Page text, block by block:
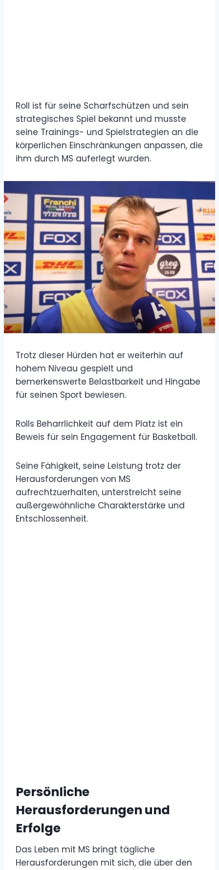
Roll ist für seine Scharfschützen und sein
strategisches Spiel bekannt und musste
seine Trainings- und Spielstrategien an die
körperlichen Einschränkungen anpassen, die
ihm durch MS auferlegt wurden.
Trotz dieser Hürden hat er weiterhin auf
hohem Niveau gespielt und
bemerkenswerte Belastbarkeit und Hingabe
für seinen Sport bewiesen.
Rolls Beharrlichkeit auf dem Platz ist ein
Beweis für sein Engagement für Basketball.
Seine Fähigkeit, seine Leistung trotz der
Herausforderungen von MS
aufrechtzuerhalten, unterstreicht seine
außergewöhnliche Charakterstärke und
Entschlossenheit.
Persönliche
Herausforderungen und
Erfolge
Das Leben mit MS bringt tägliche
Herausforderungen mit sich, die über den